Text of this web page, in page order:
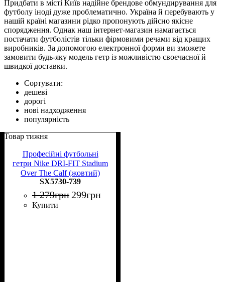
Придбати в місті Київ надійне брендове обмундирування для
футболу іноді дуже проблематично. Україна й перебувають у
нашій країні магазини рідко пропонують дійсно якісне
спорядження. Однак наш інтернет-магазин намагається
постачати футболістів тільки фірмовими речами від кращих
виробників. За допомогою електронної форми ви зможете
замовити будь-яку модель гетр із можливістю своєчасної й
швидкої доставки.
Сортувати:
дешеві
дорогі
нові надходження
популярність
Товар тижня
Професійні футбольні
гетри Nike DRI-FIT Stadium
Over The Calf (жовтий)
SX5730-739
1 279грн 299грн
Купити